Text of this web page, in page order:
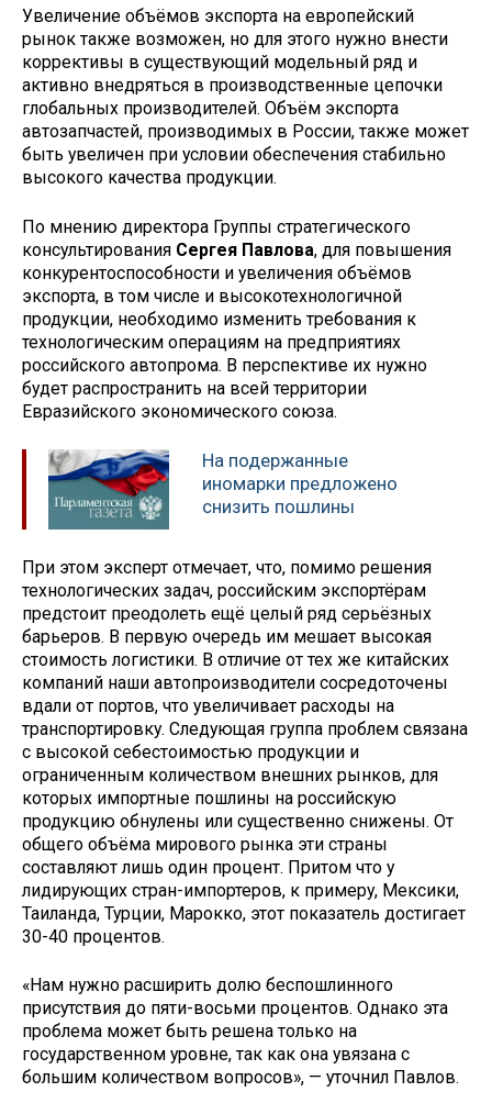
Увеличение объёмов экспорта на европейский
рынок также возможен, но для этого нужно внести
коррективы в существующий модельный ряд и
активно внедряться в производственные цепочки
глобальных производителей. Объём экспорта
автозапчастей, производимых в России, также может
быть увеличен при условии обеспечения стабильно
высокого качества продукции.
По мнению директора Группы стратегического
консультирования Сергея Павлова, для повышения
конкурентоспособности и увеличения объёмов
экспорта, в том числе и высокотехнологичной
продукции, необходимо изменить требования к
технологическим операциям на предприятиях
российского автопрома. В перспективе их нужно
будет распространить на всей территории
Евразийского экономического союза.
На подержанные
иномарки предложено
снизить пошлины
При этом эксперт отмечает, что, помимо решения
технологических задач, российским экспортёрам
предстоит преодолеть ещё целый ряд серьёзных
барьеров. В первую очередь им мешает высокая
стоимость логистики. В отличие от тех же китайских
компаний наши автопроизводители сосредоточены
вдали от портов, что увеличивает расходы на
транспортировку. Следующая группа проблем связана
с высокой себестоимостью продукции и
ограниченным количеством внешних рынков, для
которых импортные пошлины на российскую
продукцию обнулены или существенно снижены. От
общего объёма мирового рынка эти страны
составляют лишь один процент. Притом что у
лидирующих стран-импортеров, к примеру, Мексики,
Таиланда, Турции, Марокко, этот показатель достигает
30-40 процентов.
«Нам нужно расширить долю беспошлинного
присутствия до пяти-восьми процентов. Однако эта
проблема может быть решена только на
государственном уровне, так как она увязана с
большим количеством вопросов», — уточнил Павлов.